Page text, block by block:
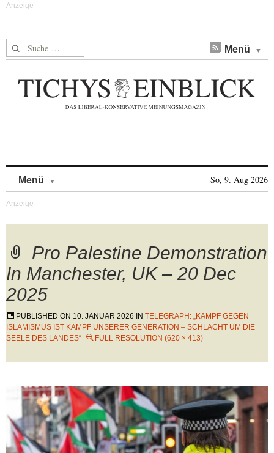
Suche nach: Menü
Menü So, 9. Aug 2026
Pro Palestine Demonstration
In Manchester, UK – 20 Dec
2025
PUBLISHED ON 10. JANUAR 2026 IN TELEGRAPH: „KAMPF GEGEN
ISLAMISMUS IST KAMPF UNSERER GENERATION – SCHLACHT UM DIE
SEELE DES LANDES“
FULL RESOLUTION (620 × 413)